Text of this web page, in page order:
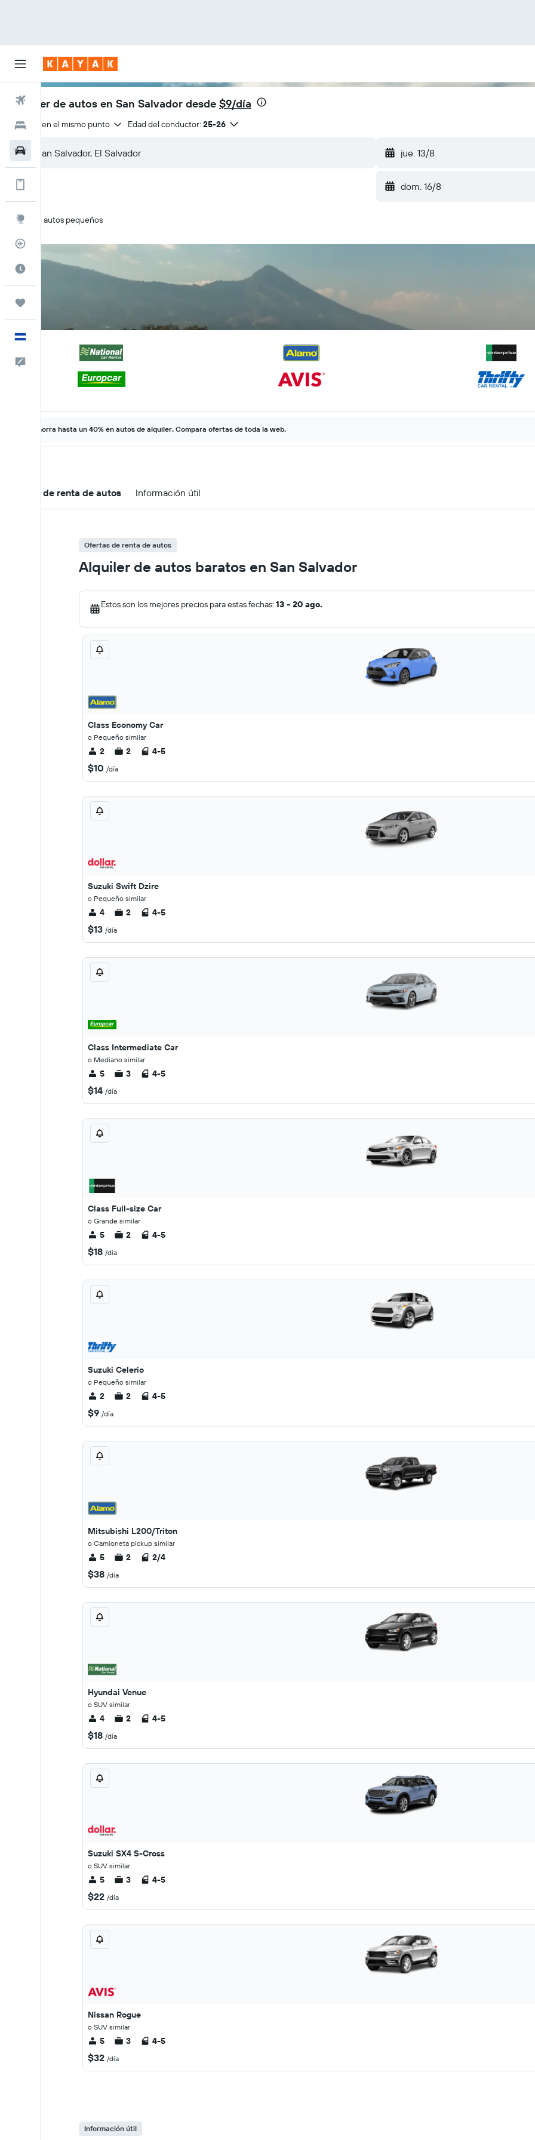
Vuelos
Hoteles
Autos
Explore
Rastreador
Cuándo ir
Comentarios
Alquiler de autos en San Salvador desde $9/día
Entrega en el mismo punto Edad del conductor: 25-26
jue. 13/8
dom. 16/8
Solo autos pequeños
Ahorra hasta un 40% en autos de alquiler. Compara ofertas de toda la web.
Ofertas de renta de autos Información útil
Ofertas de renta de autos
Alquiler de autos baratos en San Salvador
Estos son los mejores precios para estas fechas: 13 - 20 ago.
Class Economy Car
o Pequeño similar
2 2 4-5
$10 /día
Suzuki Swift Dzire
o Pequeño similar
4 2 4-5
$13 /día
Class Intermediate Car
o Mediano similar
5 3 4-5
$14 /día
Class Full-size Car
o Grande similar
5 2 4-5
$18 /día
Suzuki Celerio
o Pequeño similar
2 2 4-5
$9 /día
Mitsubishi L200/Triton
o Camioneta pickup similar
5 2 2/4
$38 /día
Hyundai Venue
o SUV similar
4 2 4-5
$18 /día
Suzuki SX4 S-Cross
o SUV similar
5 3 4-5
$22 /día
Nissan Rogue
o SUV similar
5 3 4-5
$32 /día
Información útil